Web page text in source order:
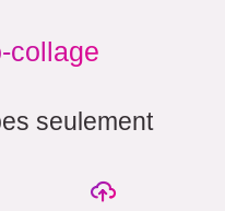
collage
seulement